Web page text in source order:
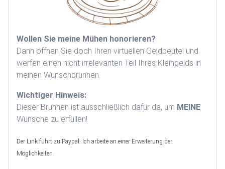
Wollen Sie meine Mühen honorieren?
Dann öffnen Sie doch Ihren virtuellen Geldbeutel und
werfen einen nicht irrelevanten Teil Ihres Kleingelds in
meinen Wunschbrunnen.
Wichtiger Hinweis:
Dieser Brunnen ist ausschließlich dafür da, um MEINE
Wünsche zu erfüllen!
Der Link führt zu Paypal. Ich arbeite an einer Erweiterung der
Möglichkeiten.